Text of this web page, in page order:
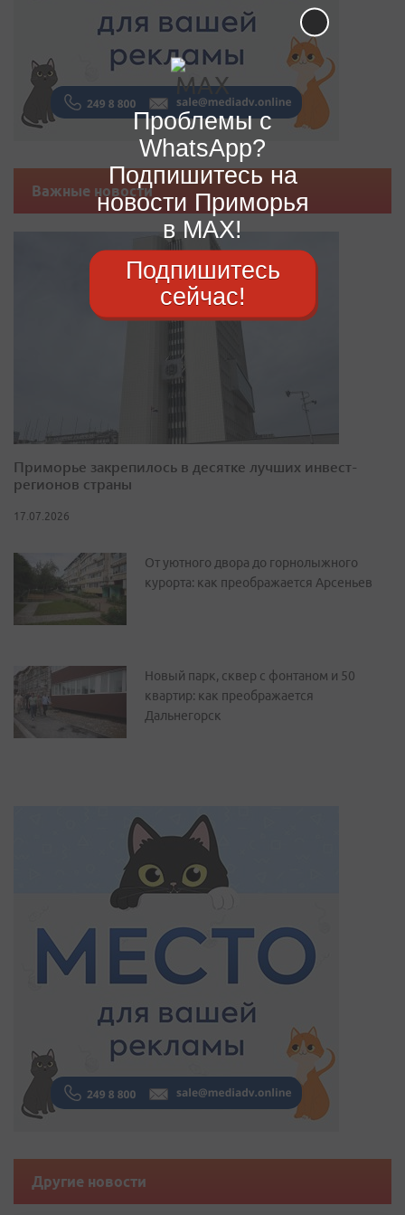
Важные новости
Приморье закрепилось в десятке лучших инвест-
регионов страны
17.07.2026
От уютного двора до горнолыжного
курорта: как преображается Арсеньев
Новый парк, сквер с фонтаном и 50
квартир: как преображается
Дальнегорск
Другие новости
Проблемы с
WhatsApp?
Подпишитесь на
новости Приморья
в MAX!
Подпишитесь
сейчас!